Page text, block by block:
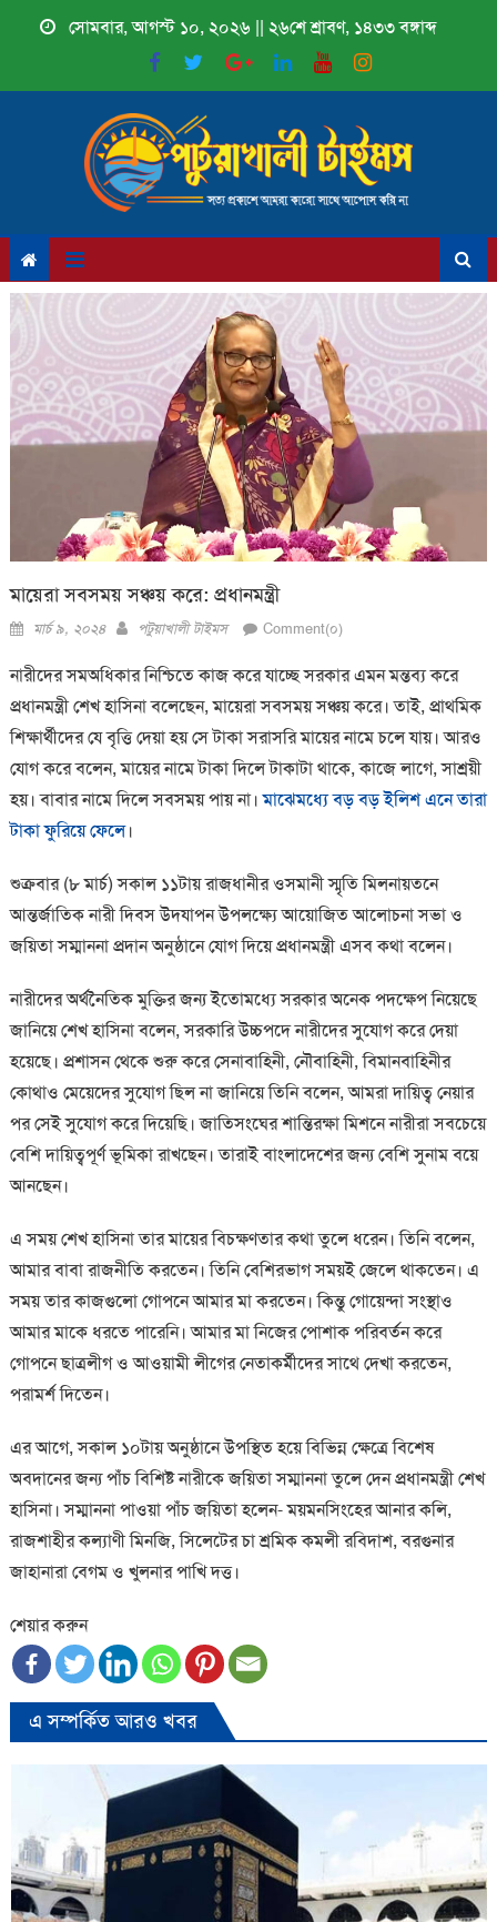
সোমবার, আগস্ট ১০, ২০২৬ || ২৬শে শ্রাবণ, ১৪৩৩ বঙ্গাব্দ
মায়েরা সবসময় সঞ্চয় করে: প্রধানমন্ত্রী
Posted
মার্চ ৯, ২০২৪ Author
পটুয়াখালী টাইমস Comment(০)
নারীদের সমঅধিকার নিশ্চিতে কাজ করে যাচ্ছে সরকার এমন মন্তব্য করে
প্রধানমন্ত্রী শেখ হাসিনা বলেছেন, মায়েরা সবসময় সঞ্চয় করে। তাই, প্রাথমিক
শিক্ষার্থীদের যে বৃত্তি দেয়া হয় সে টাকা সরাসরি মায়ের নামে চলে যায়। আরও
যোগ করে বলেন, মায়ের নামে টাকা দিলে টাকাটা থাকে, কাজে লাগে, সাশ্রয়ী
হয়। বাবার নামে দিলে সবসময় পায় না।মাঝেমধ্যে বড় বড় ইলিশ এনে তারা
টাকা ফুরিয়ে ফেলে।
শুক্রবার (৮ মার্চ) সকাল ১১টায় রাজধানীর ওসমানী স্মৃতি মিলনায়তনে
আন্তর্জাতিক নারী দিবস উদযাপন উপলক্ষ্যে আয়োজিত আলোচনা সভা ও
জয়িতা সম্মাননা প্রদান অনুষ্ঠানে যোগ দিয়ে প্রধানমন্ত্রী এসব কথা বলেন।
নারীদের অর্থনৈতিক মুক্তির জন্য ইতোমধ্যে সরকার অনেক পদক্ষেপ নিয়েছে
জানিয়ে শেখ হাসিনা বলেন, সরকারি উচ্চপদে নারীদের ‍সুযোগ করে দেয়া
হয়েছে। প্রশাসন থেকে শুরু করে সেনাবাহিনী, নৌবাহিনী, বিমানবাহিনীর
কোথাও মেয়েদের সুযোগ ছিল না জানিয়ে তিনি বলেন, আমরা দায়িত্ব নেয়ার
পর সেই সুযোগ করে দিয়েছি। জাতিসংঘের শান্তিরক্ষা মিশনে নারীরা সবচেয়ে
বেশি দায়িত্বপূর্ণ ভূমিকা রাখছেন। তারাই বাংলাদেশের জন্য বেশি সুনাম বয়ে
আনছেন।
এ সময় শেখ হাসিনা তার মায়ের বিচক্ষণতার কথা তুলে ধরেন। তিনি বলেন,
আমার বাবা রাজনীতি করতেন। তিনি বেশিরভাগ সময়ই জেলে থাকতেন। এ
সময় তার কাজগুলো গোপনে আমার মা করতেন। কিন্তু গোয়েন্দা সংস্থাও
আমার মাকে ধরতে পারেনি। আমার মা নিজের পোশাক পরিবর্তন করে
গোপনে ছাত্রলীগ ও আওয়ামী লীগের নেতাকর্মীদের সাথে দেখা করতেন,
পরামর্শ দিতেন।
এর আগে, সকাল ১০টায় অনুষ্ঠানে উপস্থিত হয়ে বিভিন্ন ক্ষেত্রে বিশেষ
অবদানের জন্য পাঁচ বিশিষ্ট নারীকে জয়িতা সম্মাননা তুলে দেন প্রধানমন্ত্রী শেখ
হাসিনা। সম্মাননা পাওয়া পাঁচ জয়িতা হলেন- ময়মনসিংহের আনার কলি,
রাজশাহীর কল্যাণী মিনজি, সিলেটের চা শ্রমিক কমলী রবিদাশ, বরগুনার
জাহানারা বেগম ও খুলনার পাখি দত্ত।
শেয়ার করুন
এ সম্পর্কিত আরও খবর